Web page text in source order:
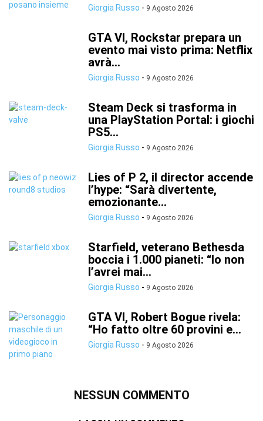
Giorgia Russo - 9 Agosto 2026
GTA VI, Rockstar prepara un
evento mai visto prima: Netflix
avrà...
Giorgia Russo - 9 Agosto 2026
Steam Deck si trasforma in
una PlayStation Portal: i giochi
PS5...
Giorgia Russo - 9 Agosto 2026
Lies of P 2, il director accende
l’hype: “Sarà divertente,
emozionante...
Giorgia Russo - 9 Agosto 2026
Starfield, veterano Bethesda
boccia i 1.000 pianeti: “Io non
l’avrei mai...
Giorgia Russo - 9 Agosto 2026
GTA VI, Robert Bogue rivela:
“Ho fatto oltre 60 provini e...
Giorgia Russo - 9 Agosto 2026
NESSUN COMMENTO